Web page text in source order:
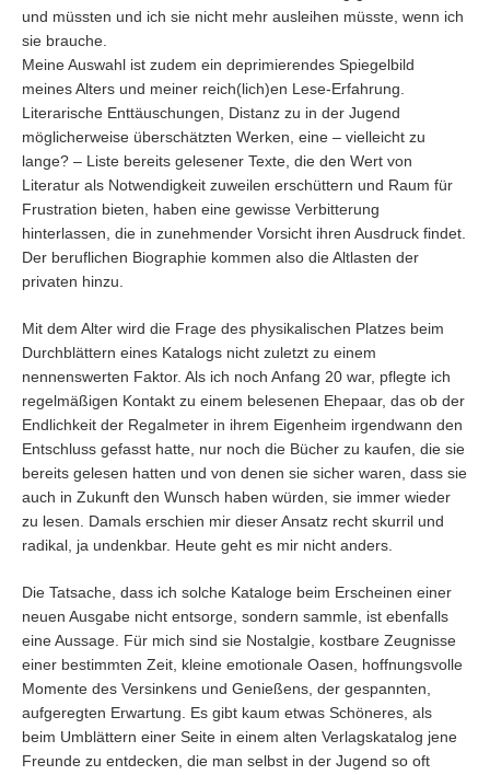
und müssten und ich sie nicht mehr ausleihen müsste, wenn ich
sie brauche.
Meine Auswahl ist zudem ein deprimierendes Spiegelbild
meines Alters und meiner reich(lich)en Lese-Erfahrung.
Literarische Enttäuschungen, Distanz zu in der Jugend
möglicherweise überschätzten Werken, eine – vielleicht zu
lange? – Liste bereits gelesener Texte, die den Wert von
Literatur als Notwendigkeit zuweilen erschüttern und Raum für
Frustration bieten, haben eine gewisse Verbitterung
hinterlassen, die in zunehmender Vorsicht ihren Ausdruck findet.
Der beruflichen Biographie kommen also die Altlasten der
privaten hinzu.
Mit dem Alter wird die Frage des physikalischen Platzes beim
Durchblättern eines Katalogs nicht zuletzt zu einem
nennenswerten Faktor. Als ich noch Anfang 20 war, pflegte ich
regelmäßigen Kontakt zu einem belesenen Ehepaar, das ob der
Endlichkeit der Regalmeter in ihrem Eigenheim irgendwann den
Entschluss gefasst hatte, nur noch die Bücher zu kaufen, die sie
bereits gelesen hatten und von denen sie sicher waren, dass sie
auch in Zukunft den Wunsch haben würden, sie immer wieder
zu lesen. Damals erschien mir dieser Ansatz recht skurril und
radikal, ja undenkbar. Heute geht es mir nicht anders.
Die Tatsache, dass ich solche Kataloge beim Erscheinen einer
neuen Ausgabe nicht entsorge, sondern sammle, ist ebenfalls
eine Aussage. Für mich sind sie Nostalgie, kostbare Zeugnisse
einer bestimmten Zeit, kleine emotionale Oasen, hoffnungsvolle
Momente des Versinkens und Genießens, der gespannten,
aufgeregten Erwartung. Es gibt kaum etwas Schöneres, als
beim Umblättern einer Seite in einem alten Verlagskatalog jene
Freunde zu entdecken, die man selbst in der Jugend so oft